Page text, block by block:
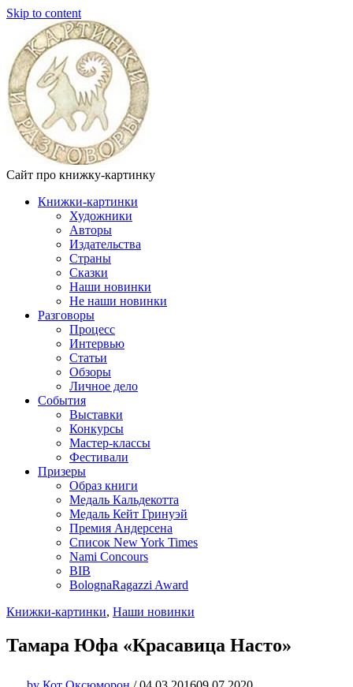
Skip to content
Сайт про книжку-картинку
Книжки-картинки
Художники
Авторы
Издательства
Страны
Сказки
Наши новинки
Не наши новинки
Разговоры
Процесс
Интервью
Статьи
Обзоры
Личное дело
События
Выставки
Конкурсы
Мастер-классы
Фестивали
Призеры
Образ книги
Медаль Кальдекотта
Медаль Кейт Гринуэй
Премия Андерсена
Список New York Times
Nami Concours
BIB
BolognaRagazzi Award
Книжки-картинки, Наши новинки
Тамара Юфа «Красавица Насто»